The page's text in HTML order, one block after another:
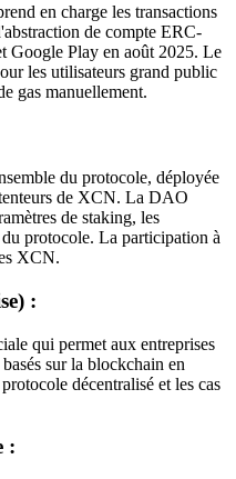
en charge les transactions
de compte ERC-
Google Play en août 2025. Le
les utilisateurs grand public
gas manuellement.
du protocole, déployée
de XCN. La DAO
de staking, les
protocole. La participation à
XCN.
:
qui permet aux entreprises
sur la blockchain en
décentralisé et les cas
: